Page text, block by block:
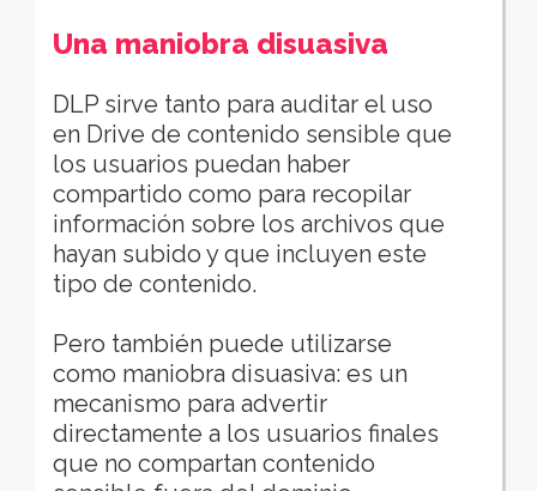
Una maniobra disuasiva
DLP sirve tanto para auditar el uso
en Drive de contenido sensible que
los usuarios puedan haber
compartido como para recopilar
información sobre los archivos que
hayan subido y que incluyen este
tipo de contenido.
Pero también puede utilizarse
como maniobra disuasiva: es un
mecanismo para advertir
directamente a los usuarios finales
que no compartan contenido